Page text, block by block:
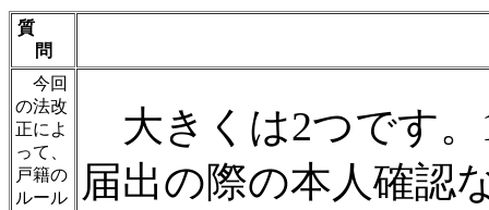
質
問
今回
の法改
正によ
って、
戸籍の
ルール
大きくは2つです。
届出の際の本人確認